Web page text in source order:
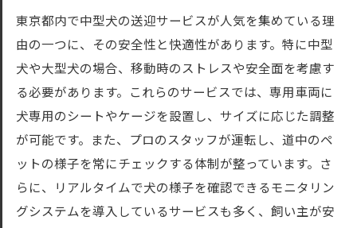
東京都内で中型犬の送迎サービスが人気を集めている理
由の一つに、その安全性と快適性があります。特に中型
犬や大型犬の場合、移動時のストレスや安全面を考慮す
る必要があります。これらのサービスでは、専用車両に
犬専用のシートやケージを設置し、サイズに応じた調整
が可能です。また、プロのスタッフが運転し、道中のペ
ットの様子を常にチェックする体制が整っています。さ
らに、リアルタイムで犬の様子を確認できるモニタリン
グシステムを導入しているサービスも多く、飼い主が安